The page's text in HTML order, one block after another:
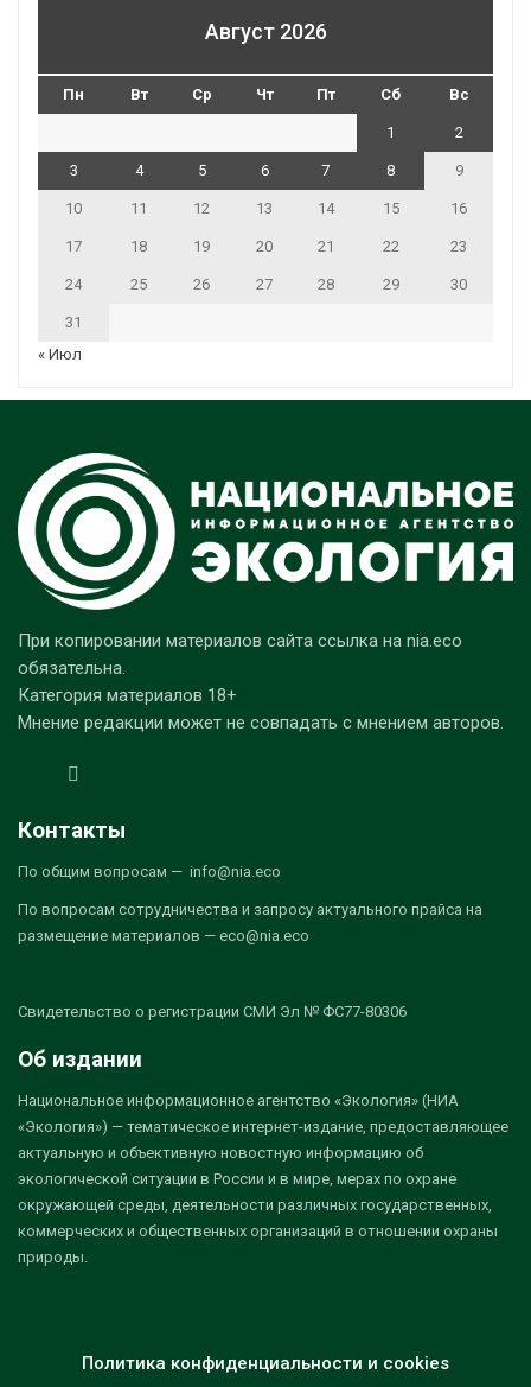
Август 2026
Пн Вт Ср Чт Пт Сб Вс
1 2
3 4 5 6 7 8 9
10 11 12 13 14 15 16
17 18 19 20 21 22 23
24 25 26 27 28 29 30
31
« Июл
При копировании материалов сайта ссылка на nia.eco
обязательна.
Категория материалов 18+
Мнение редакции может не совпадать с мнением авторов.
Контакты
По общим вопросам — info@nia.eco
По вопросам сотрудничества и запросу актуального прайса на
размещение материалов — eco@nia.eco
Свидетельство о регистрации СМИ Эл № ФС77-80306
Об издании
Национальное информационное агентство «Экология» (НИА
«Экология») — тематическое интернет-издание, предоставляющее
актуальную и объективную новостную информацию об
экологической ситуации в России и в мире, мерах по охране
окружающей среды, деятельности различных государственных,
коммерческих и общественных организаций в отношении охраны
природы.
Политика конфиденциальности и cookies